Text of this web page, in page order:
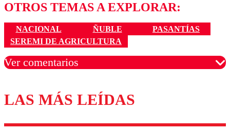
OTROS TEMAS A EXPLORAR:
NACIONAL ÑUBLE
PASANTÍAS
SEREMI DE AGRICULTURA
Ver comentarios
Los comentarios son moderados para garantizar un
diálogo respetuoso.
LAS MÁS LEÍDAS